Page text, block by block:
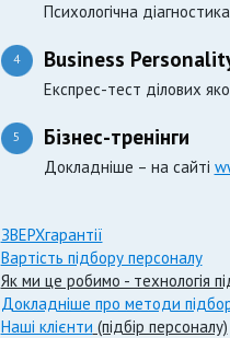
Психологічна
4 Business
Експрес-тест ділових
5 Бізнес-тренінги
Докладніше – на сайті
ЗВЕРХгарантії
Вартість підбору персоналу
Як ми це робимо - технологія
Докладніше про методи
Наші клієнти (підбір персоналу)